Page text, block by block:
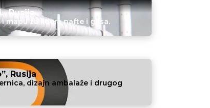
Rusija
mapu za lidera nafte i gasa.
Rusija
dizajn ambalaže i drugog